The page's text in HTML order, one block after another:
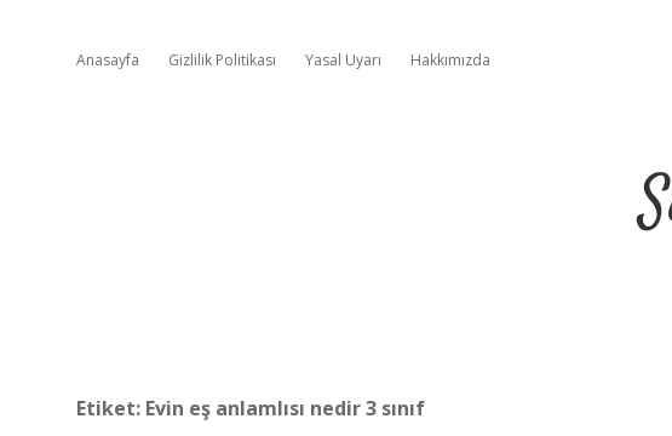
Anasayfa Gizlilik Politikası Yasal Uyarı Hakkımızda
Etiket: Evin eş anlamlısı nedir 3 sınıf